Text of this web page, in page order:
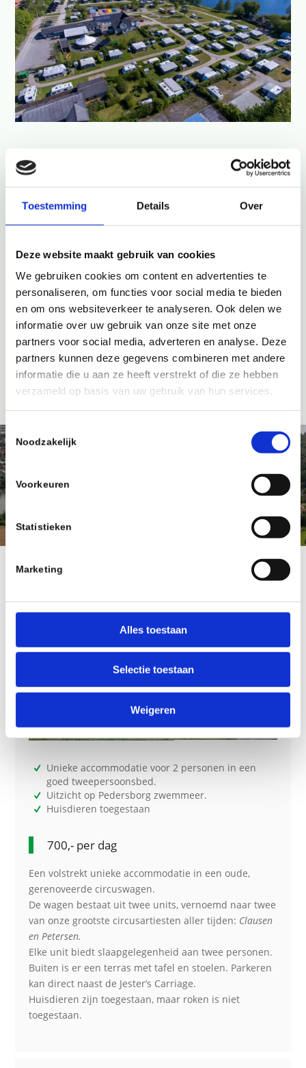
Toestemming Details Over
Deze website maakt gebruik van cookies
We gebruiken cookies om content en advertenties te
personaliseren, om functies voor social media te bieden
en om ons websiteverkeer te analyseren. Ook delen we
informatie over uw gebruik van onze site met onze
partners voor social media, adverteren en analyse. Deze
partners kunnen deze gegevens combineren met andere
informatie die u aan ze heeft verstrekt of die ze hebben
verzameld op basis van uw gebruik van hun services.
Toestemmingsselectie
Noodzakelijk
Voorkeuren
Statistieken
Marketing
Alles toestaan
Selectie toestaan
Weigeren
Douches, wifi en groene energie
inbegrepen is in de overnachtingsprijs. Hetzelfde geldt voor
de douches. We roepen natuurlijk iedereen op bewust om
toe te brengen (het duurt niet langer om schoon te worden
als het water ‘gratis’ is). Alle stroom op de camping is groen
en afkomstig van Deense windmolens. Het merendeel van
ons warme water wordt opgewarmd met behulp van
zonnepanelen en efficiënte en moderne warmtepompen.
Contact Online boeken
Pretwagen
Unieke accommodatie voor 2 personen in een
goed tweepersoonsbed.
Uitzicht op Pedersborg zwemmeer.
Huisdieren toegestaan
700,- per dag
Een volstrekt unieke accommodatie in een oude,
gerenoveerde circuswagen.
De wagen bestaat uit twee units, vernoemd naar twee
van onze grootste circusartiesten aller tijden: Clausen
en Petersen.
Elke unit biedt slaapgelegenheid aan twee personen.
Buiten is er een terras met tafel en stoelen. Parkeren
kan direct naast de Jester’s Carriage.
Huisdieren zijn toegestaan, maar roken is niet
toegestaan.